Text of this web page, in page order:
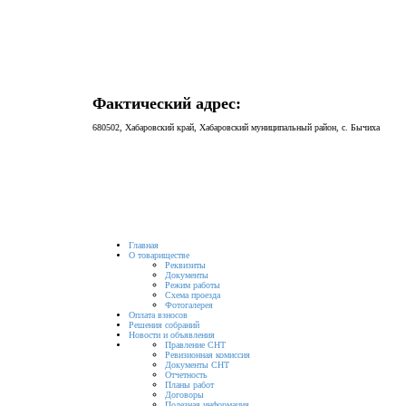
Фактический адрес:
680502, Хабаровский край, Хабаровский муниципальный район, с. Бычиха
Главная
О товариществе
Реквизиты
Документы
Режим работы
Схема проезда
Фотогалерея
Оплата взносов
Решения собраний
Новости и объявления
Правление СНТ
Ревизионная комиссия
Документы СНТ
Отчетность
Планы работ
Договоры